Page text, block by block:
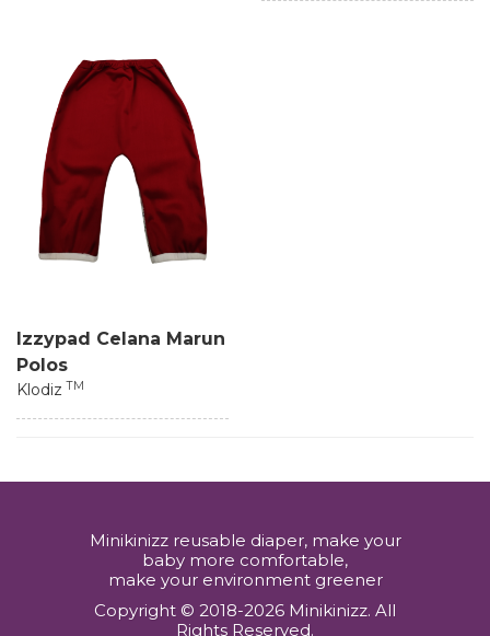
Izzypad Celana Marun
Polos
Klodiz TM
Minikinizz reusable diaper, make your
baby more comfortable,
make your environment greener
Copyright © 2018-2026 Minikinizz. All
Rights Reserved.